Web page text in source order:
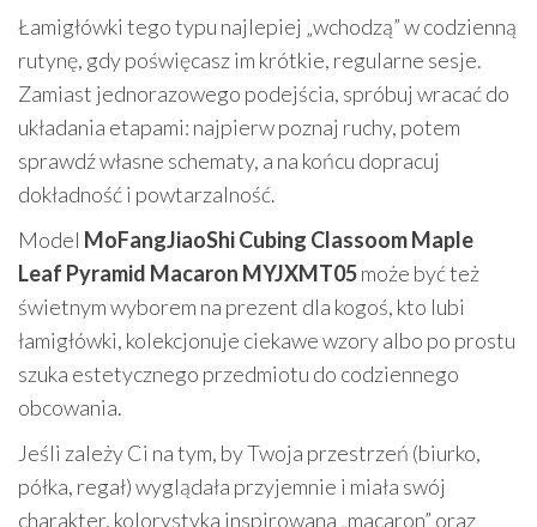
Łamigłówki tego typu najlepiej „wchodzą” w codzienną
rutynę, gdy poświęcasz im krótkie, regularne sesje.
Zamiast jednorazowego podejścia, spróbuj wracać do
układania etapami: najpierw poznaj ruchy, potem
sprawdź własne schematy, a na końcu dopracuj
dokładność i powtarzalność.
Model MoFangJiaoShi Cubing Classoom Maple
Leaf Pyramid Macaron MYJXMT05może być też
świetnym wyborem na prezent dla kogoś, kto lubi
łamigłówki, kolekcjonuje ciekawe wzory albo po prostu
szuka estetycznego przedmiotu do codziennego
obcowania.
Jeśli zależy Ci na tym, by Twoja przestrzeń (biurko,
półka, regał) wyglądała przyjemnie i miała swój
charakter, kolorystyka inspirowana „macaron” oraz